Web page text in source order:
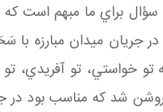
براي ما مبهم است
ميدان مبارزه با
خواستي، تو آفريدي،
شد که مناسب بود